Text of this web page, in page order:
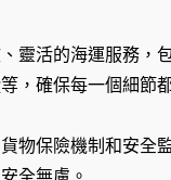
靈活的海運服務，
，確保每一個細節
物保險機制和安全